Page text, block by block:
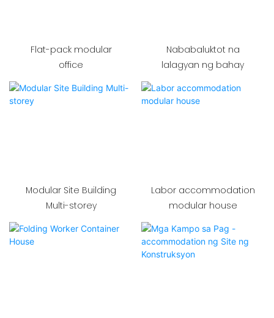
Flat-pack modular
office
Nababaluktot na
lalagyan ng bahay
Modular Site Building
Multi-storey
Labor accommodation
modular house